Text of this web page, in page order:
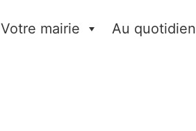
Votre mairie Au quotidien